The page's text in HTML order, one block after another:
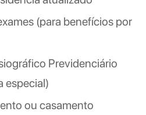
(para benefícios por
Previdenciário
especial)
ou casamento